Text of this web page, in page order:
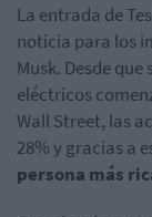
La entrada de
noticia para los
Musk. Desde
eléctricos
Wall Street, las
28% y gracias a
persona más